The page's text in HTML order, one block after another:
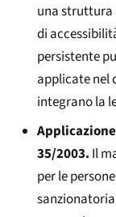
una struttura
di
persistente
applicate nel
integrano la
35/2003. Il
per le